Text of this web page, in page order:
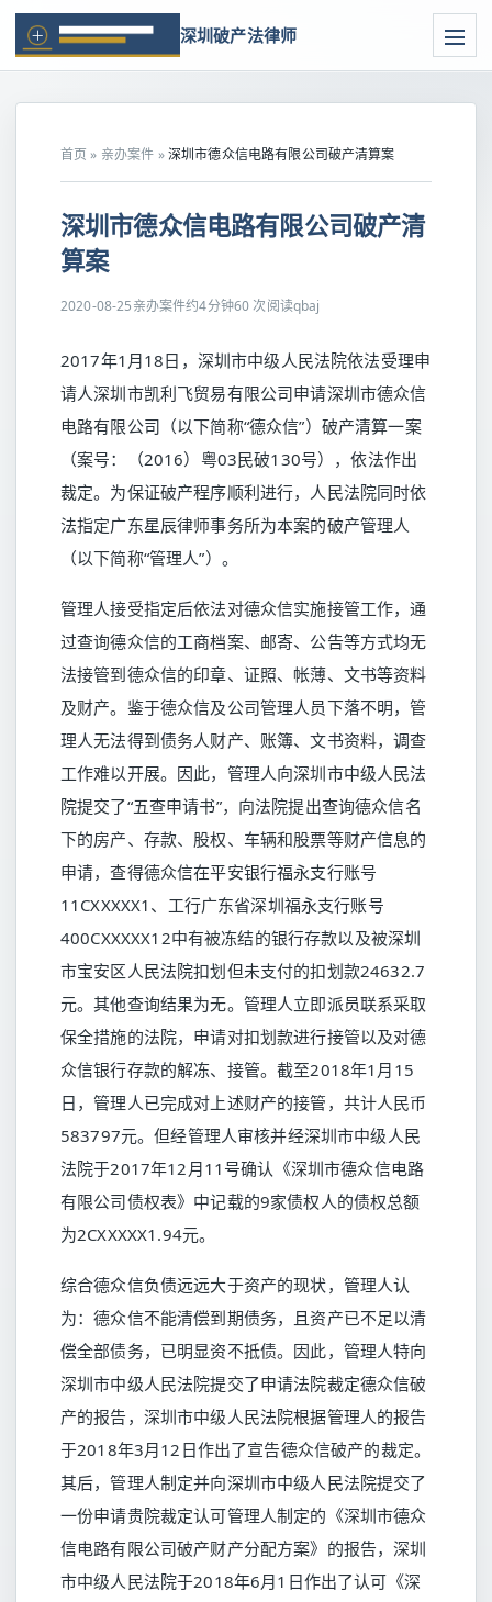
深圳破产法律师
首页 » 亲办案件 »深圳市德众信电路有限公司破产清算案
深圳市德众信电路有限公司破产清
算案
2020-08-25亲办案件约4分钟60 次阅读qbaj
2017年1月18日，深圳市中级人民法院依法受理申
请人深圳市凯利飞贸易有限公司申请深圳市德众信
电路有限公司（以下简称“德众信”）破产清算一案
（案号：（2016）粤03民破130号），依法作出
裁定。为保证破产程序顺利进行，人民法院同时依
法指定广东星辰律师事务所为本案的破产管理人
（以下简称“管理人”）。
管理人接受指定后依法对德众信实施接管工作，通
过查询德众信的工商档案、邮寄、公告等方式均无
法接管到德众信的印章、证照、帐薄、文书等资料
及财产。鉴于德众信及公司管理人员下落不明，管
理人无法得到债务人财产、账簿、文书资料，调查
工作难以开展。因此，管理人向深圳市中级人民法
院提交了“五查申请书”，向法院提出查询德众信名
下的房产、存款、股权、车辆和股票等财产信息的
申请，查得德众信在平安银行福永支行账号
11CXXXXX1、工行广东省深圳福永支行账号
400CXXXXX12中有被冻结的银行存款以及被深圳
市宝安区人民法院扣划但未支付的扣划款24632.7
元。其他查询结果为无。管理人立即派员联系采取
保全措施的法院，申请对扣划款进行接管以及对德
众信银行存款的解冻、接管。截至2018年1月15
日，管理人已完成对上述财产的接管，共计人民币
583797元。但经管理人审核并经深圳市中级人民
法院于2017年12月11号确认《深圳市德众信电路
有限公司债权表》中记载的9家债权人的债权总额
为2CXXXXX1.94元。
综合德众信负债远远大于资产的现状，管理人认
为：德众信不能清偿到期债务，且资产已不足以清
偿全部债务，已明显资不抵债。因此，管理人特向
深圳市中级人民法院提交了申请法院裁定德众信破
产的报告，深圳市中级人民法院根据管理人的报告
于2018年3月12日作出了宣告德众信破产的裁定。
其后，管理人制定并向深圳市中级人民法院提交了
一份申请贵院裁定认可管理人制定的《深圳市德众
信电路有限公司破产财产分配方案》的报告，深圳
市中级人民法院于2018年6月1日作出了认可《深